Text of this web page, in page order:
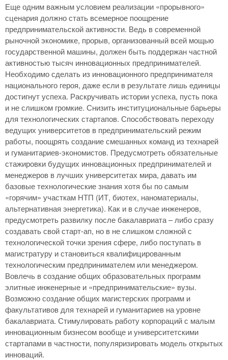
Еще одним важным условием реализации «прорывного»
сценария должно стать всемерное поощрение
предпринимательской активности. Ведь в современной
рыночной экономике, прорыв, организованный всей мощью
государственной машины, должен быть поддержан частной
активностью тысяч инновационных предпринимателей.
Необходимо сделать из инновационного предпринимателя
национального героя, даже если в результате лишь единицы
достигнут успеха. Раскручивать истории успеха, пусть пока
и не слишком громкие. Снизить институциональные барьеры
для технологических стартапов. Способствовать переходу
ведущих университетов в предпринимательский режим
работы, поощрять создание смешанных команд из технарей
и гуманитариев-экономистов. Предусмотреть обязательные
стажировки будущих инновационных предпринимателей и
менеджеров в лучших университетах мира, давать им
базовые технологические знания хотя бы по самым
«горячим» участкам НТП (ИТ, биотех, наноматериалы,
альтернативная энергетика). Как и в случае инженеров,
предусмотреть развилку после бакалавриата – либо сразу
создавать свой старт-ап, но в не слишком сложной с
технологической точки зрения сфере, либо поступать в
магистратуру и становиться квалифицированным
технологическим предпринимателем или менеджером.
Вовлечь в создание общих образовательных программ
элитные инженерные и «предпринимательские» вузы.
Возможно создание общих магистерских программ и
факультативов для технарей и гуманитариев на уровне
бакалавриата. Стимулировать работу корпораций с малым
инновационным бизнесом вообще и университетскими
стартапами в частности, популяризировать модель открытых
инноваций.